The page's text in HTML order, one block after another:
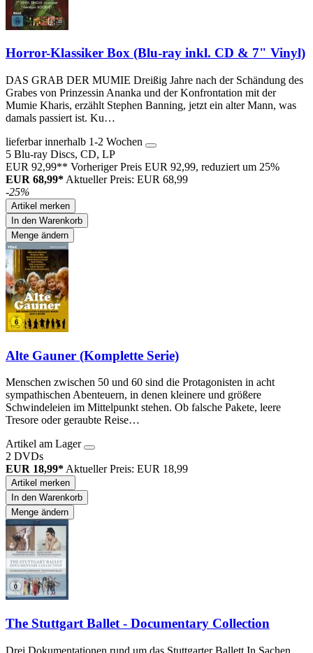
Horror-Klassiker Box (Blu-ray inkl. CD & 7" Vinyl)
DAS GRAB DER MUMIE Dreißig Jahre nach der Schändung des
Grabes von Prinzessin Ananka und der Konfrontation mit der
Mumie Kharis, erzählt Stephen Banning, jetzt ein alter Mann, was
damals passiert ist. Ku…
lieferbar innerhalb 1-2 Wochen
5 Blu-ray Discs, CD, LP
EUR 92,99** Vorheriger Preis EUR 92,99, reduziert um 25%
EUR 68,99* Aktueller Preis: EUR 68,99
-25%
Artikel merken
In den Warenkorb
Menge ändern
Alte Gauner (Komplette Serie)
Menschen zwischen 50 und 60 sind die Protagonisten in acht
sympathischen Abenteuern, in denen kleinere und größere
Schwindeleien im Mittelpunkt stehen. Ob falsche Pakete, leere
Tresore oder geraubte Reise…
Artikel am Lager
2 DVDs
EUR 18,99*Aktueller Preis: EUR 18,99
Artikel merken
In den Warenkorb
Menge ändern
The Stuttgart Ballet - Documentary Collection
Drei Dokumentationen rund um das Stuttgarter Ballett In Sachen